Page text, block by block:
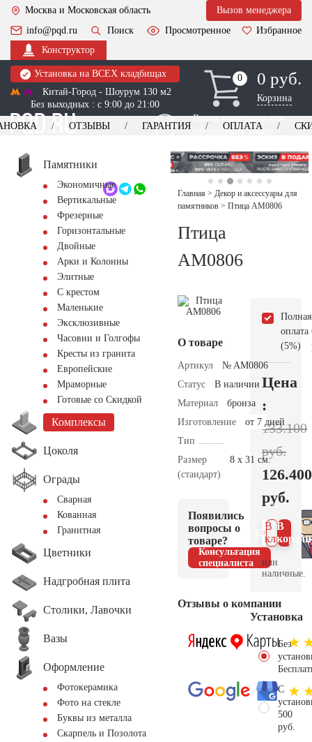
Москва и Московская область
Вызов менеджера
info@pqd.ru
Поиск Просмотренное
Избранное
Конструктор
Установка на ВСЕХ кладбищах
Китай-Город - Шоурум 130 м2
Без выходных : с 9:00 до 21:00
0
0 0 руб.
Корзина
Выезд менеджера для
оформления заказа
+7 (495) 518-44-23
Обратный звонок
ОТЗЫВЫ ГАРАНТИЯ ОПЛАТА
Памятники
Экономичные
Вертикальные
Фрезерные
Горизонтальные
Двойные
Арки и Колонны
Элитные
С крестом
Маленькие
Эксклюзивные
Часовни и Голгофы
Кресты из гранита
Европейские
Мраморные
Готовые со Скидкой
Комплексы
Цоколя
Ограды
Сварная
Кованная
Гранитная
Цветники
Надгробная плита
Столики, Лавочки
Вазы
Оформление
Фотокерамика
Фото на стекле
Буквы из металла
Скарпель и Позолота
Главная > Декор и аксессуары для
памятников > Птица AM0806
Птица
AM0806
О товаре
Артикул
№ AM0806
Статус
В наличии
Материал
бронза
Изготовление
от 7 дней
Тип
Размер
(стандарт)
8 х 31 см.
Появились
вопросы о
товаре?
Консультация
специалиста
Отзывы о компании
Полная
оплата
(5%)
Цена
:
133.100
руб.
126.400
руб.
В
В 1
клик
или
наличные.
Установка
Без
С
500
руб.